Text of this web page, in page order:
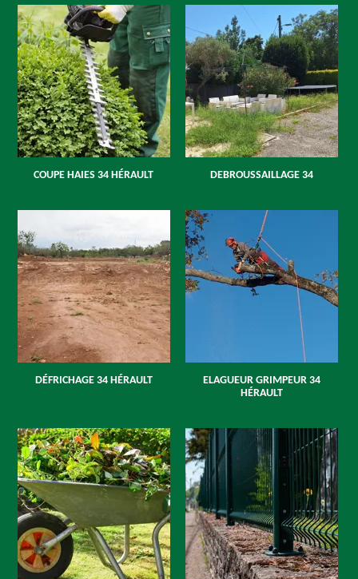
COUPE HAIES 34 HÉRAULT DEBROUSSAILLAGE 34
DÉFRICHAGE 34 HÉRAULT
ELAGUEUR GRIMPEUR 34
HÉRAULT